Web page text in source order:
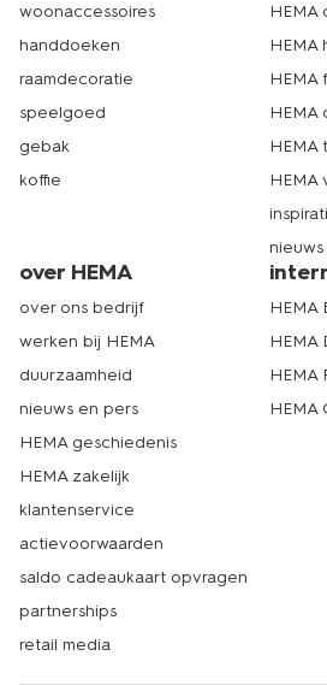
woonaccessoires
handdoeken
raamdecoratie
speelgoed
gebak
koffie
HEMA
HEMA
HEMA
HEMA
HEMA
HEMA
nieuws
over HEMA
over ons bedrijf
werken bij HEMA
duurzaamheid
nieuws en pers
HEMA geschiedenis
HEMA zakelijk
klantenservice
actievoorwaarden
saldo cadeaukaart opvragen
partnerships
retail media
HEMA
HEMA
HEMA
HEMA